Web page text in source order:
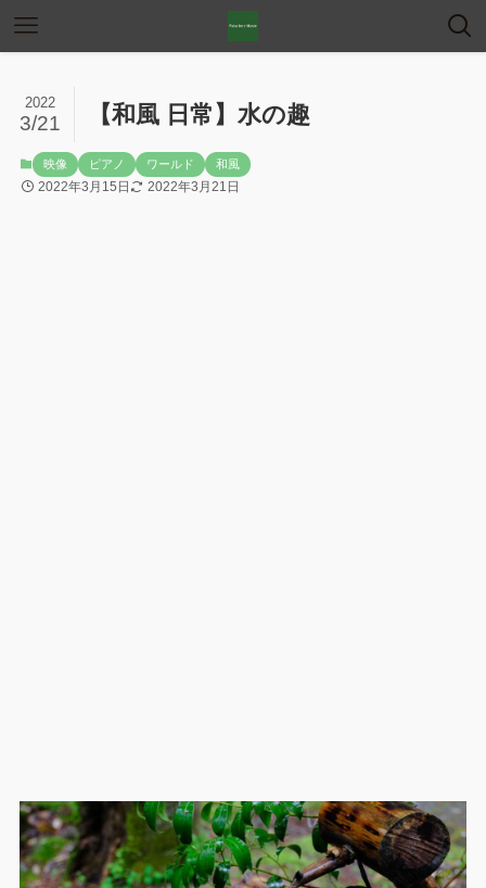
【和風 日常】水の趣
2022
3/21
映像 ピアノ ワールド 和風
2022年3月15日 2022年3月21日